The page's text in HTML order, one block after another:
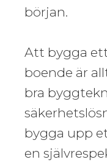
början.
Att bygga
boende är
bra
bygga upp
en